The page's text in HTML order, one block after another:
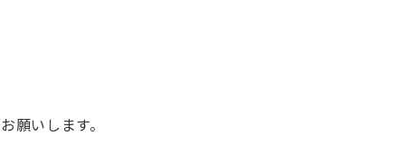
願いします。